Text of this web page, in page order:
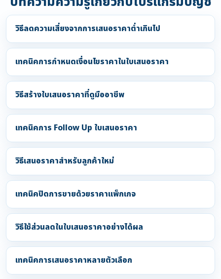
วิธีลดความเสี่ยงจากการเสนอราคาต่ำเกินไป
เทคนิคการกำหนดเงื่อนไขราคาในใบเสนอราคา
วิธีสร้างใบเสนอราคาที่ดูมืออาชีพ
เทคนิคการ Follow Up ใบเสนอราคา
วิธีเสนอราคาสำหรับลูกค้าใหม่
เทคนิคปิดการขายด้วยราคาแพ็กเกจ
วิธีใช้ส่วนลดในใบเสนอราคาอย่างได้ผล
เทคนิคการเสนอราคาหลายตัวเลือก